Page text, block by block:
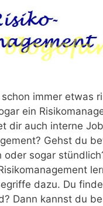
immer etwas
ein
dir auch interne
Gehst du
oder sogar
dazu. Du
Dann kannst du